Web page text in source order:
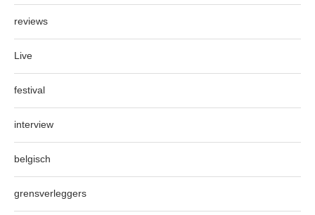
reviews
Live
festival
interview
belgisch
grensverleggers